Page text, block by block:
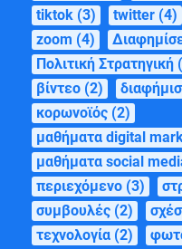
tiktok (3) twitter (4)
zoom (4)
Πολιτική Στρατηγική
βίντεο (2)
κορωνοϊός (2)
μαθήματα digital
μαθήματα social
περιεχόμενο (3)
συμβουλές (2)
τεχνολογία (2)